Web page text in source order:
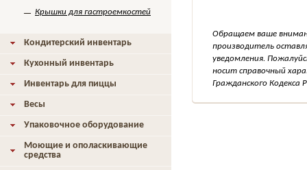
Обращаем ваше
производитель
уведомления.
носит справочный
Гражданского Кодекса
Крышки для гастроемкостей
Кондитерский инвентарь
Кухонный инвентарь
Инвентарь для пиццы
Весы
Упаковочное оборудование
Моющие и ополаскивающие
средства